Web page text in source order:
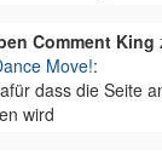
Comment King
Move!:
dass die Seite
wird